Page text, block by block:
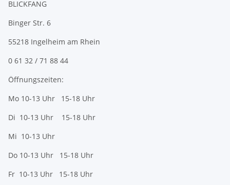
BLICKFANG
Binger Str. 6
55218 Ingelheim am Rhein
0 61 32 / 71 88 44
Öffnungszeiten:
Mo 10-13 Uhr 15-18 Uhr
Di 10-13 Uhr 15-18 Uhr
Mi 10-13 Uhr
Do 10-13 Uhr 15-18 Uhr
Fr 10-13 Uhr 15-18 Uhr